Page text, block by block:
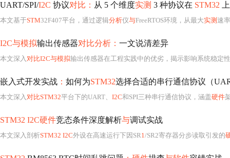
UART/SPI/I2C 协议对比： 从 5 个维度实测 3 种协议在 STM32
本文基于STM32F407平台，通过逻辑分析仪与FreeRTOS环境，从最大实测 速
I2C与模拟输出传感器对比分析： 一文说清差异
本文深入对比I2C与模拟输出传感器在工程实践中的优劣，揭示影响系统稳定性的关键
嵌入式开发实战 ： 如何为STM32选择合适的串行通信协议（
本文深入对比STM32平台下的UART、 I2C和SPI三种串行通信协议，涵盖硬件
STM32 I2C硬件竞态条件深度解析与调试实战
本文深入剖析STM32 I2C外设在高速运行下因SR1/SR2寄存器分步读取引发的